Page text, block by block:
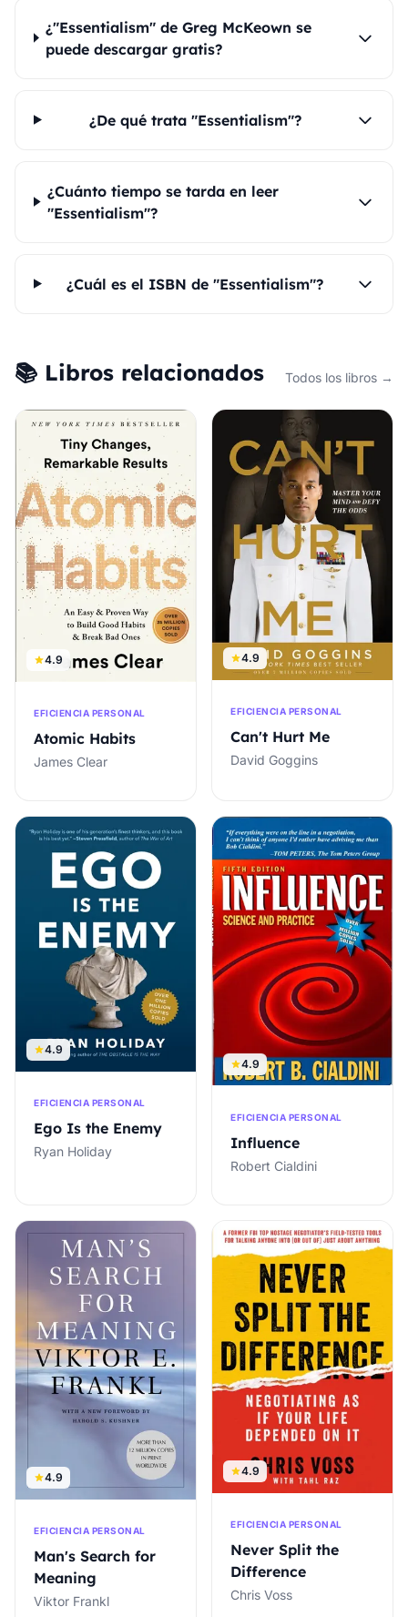
¿"Essentialism" de Greg McKeown se
puede descargar gratis?
¿De qué trata "Essentialism"?
¿Cuánto tiempo se tarda en leer
"Essentialism"?
¿Cuál es el ISBN de "Essentialism"?
📚 Libros relacionados Todos los libros →
4.9
EFICIENCIA PERSONAL
Atomic Habits
James Clear
4.9
EFICIENCIA PERSONAL
Can't Hurt Me
David Goggins
4.9
EFICIENCIA PERSONAL
Ego Is the Enemy
Ryan Holiday
4.9
EFICIENCIA PERSONAL
Influence
Robert Cialdini
4.9
EFICIENCIA PERSONAL
Man's Search for
Meaning
Viktor Frankl
4.9
EFICIENCIA PERSONAL
Never Split the
Difference
Chris Voss